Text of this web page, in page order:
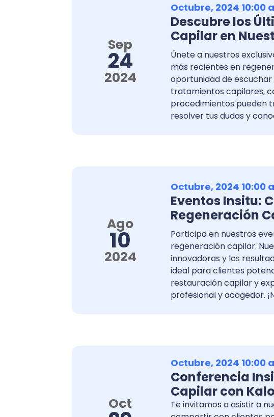
Sep
24
2024
Octubre, 2024 10:00
Descubre los
Capilar en
Únete a nuestros
más recientes en
oportunidad de
tratamientos capilares,
procedimientos pueden
resolver tus dudas y
Ago
10
2024
Octubre, 2024 10:00
Eventos Insitu:
Regeneración
Participa en nuestros
regeneración capilar.
innovadoras y los
ideal para clientes
restauración capilar y
profesional y acogedor.
Oct
Octubre, 2024 10:00
Conferencia
Capilar con
Te invitamos a asistir a